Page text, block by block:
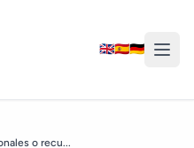
🇬🇧🇪🇸🇩🇪
o recu...